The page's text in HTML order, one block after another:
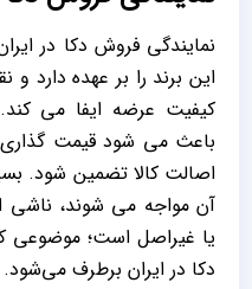
نمایندگی فروش دکا در
این برند را بر عهده دارد
کیفیت عرضه ایفا می
باعث می‌ شود قیمت
اصالت کالا تضمین شود.
آن مواجه می ‌شوند، ناشی
یا غیراصل است؛ موضوعی
دکا در ایران برطرف می‌شود.